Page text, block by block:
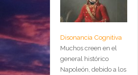
Disonancia Cognitiva
Muchos creen en el
general histórico
Napoleón, debido a los